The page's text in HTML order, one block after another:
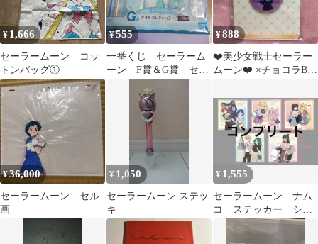
¥ 1,666
セーラームーン コッ
トンバッグ①
¥555
一番くじ セーラーム
ーン F賞＆G賞 セー
¥888
❤️美少女戦士セーラー
ムーン❤️ ×チョコラBB
カバー❤️
¥36,000
セーラームーン セル
画
¥ 1,050
セーラームーン ステッ
キ
¥ 1,555
セーラームーン ナム
コ ステッカー シー